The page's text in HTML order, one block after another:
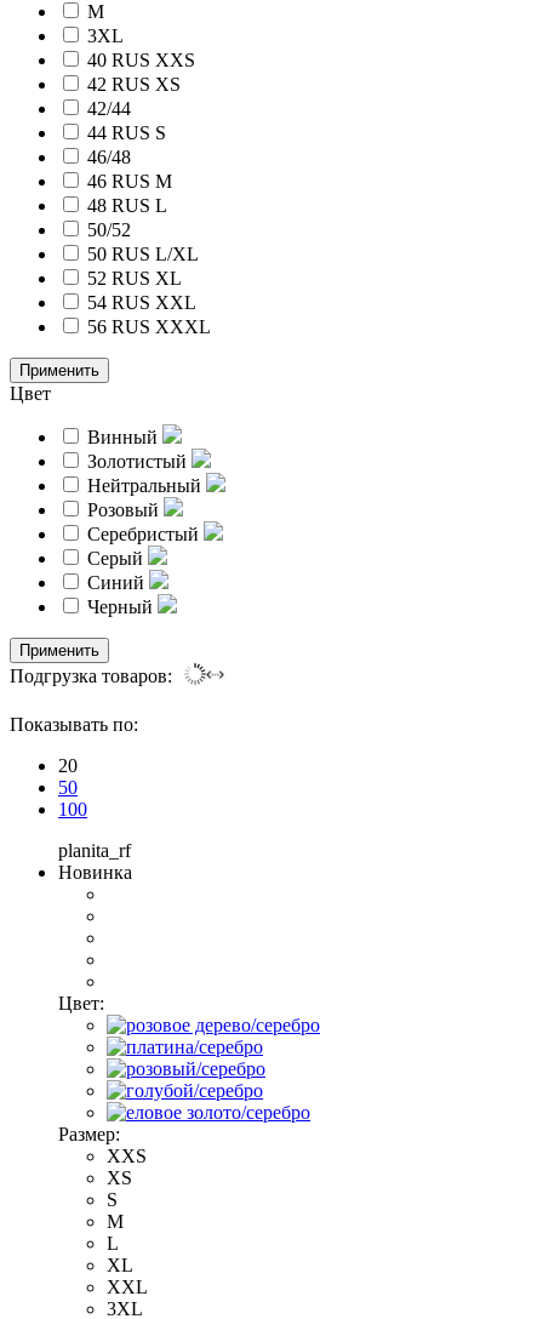
M
3XL
40 RUS XXS
42 RUS XS
42/44
44 RUS S
46/48
46 RUS M
48 RUS L
50/52
50 RUS L/XL
52 RUS XL
54 RUS XXL
56 RUS XXXL
Применить
Цвет
Винный
Золотистый
Нейтральный
Розовый
Серебристый
Серый
Синий
Черный
Применить
Подгрузка товаров:
Показывать по:
20
50
100
planita_rf
Новинка
Цвет:
Размер:
XXS
XS
S
M
L
XL
XXL
3XL